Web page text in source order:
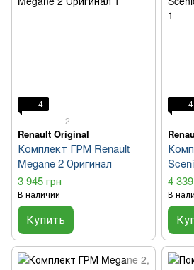
4
2
Renault Original
Комплект ГРМ Renault
Megane 2 Оригинал
3 945 грн
В наличии
Купить
4
4
В